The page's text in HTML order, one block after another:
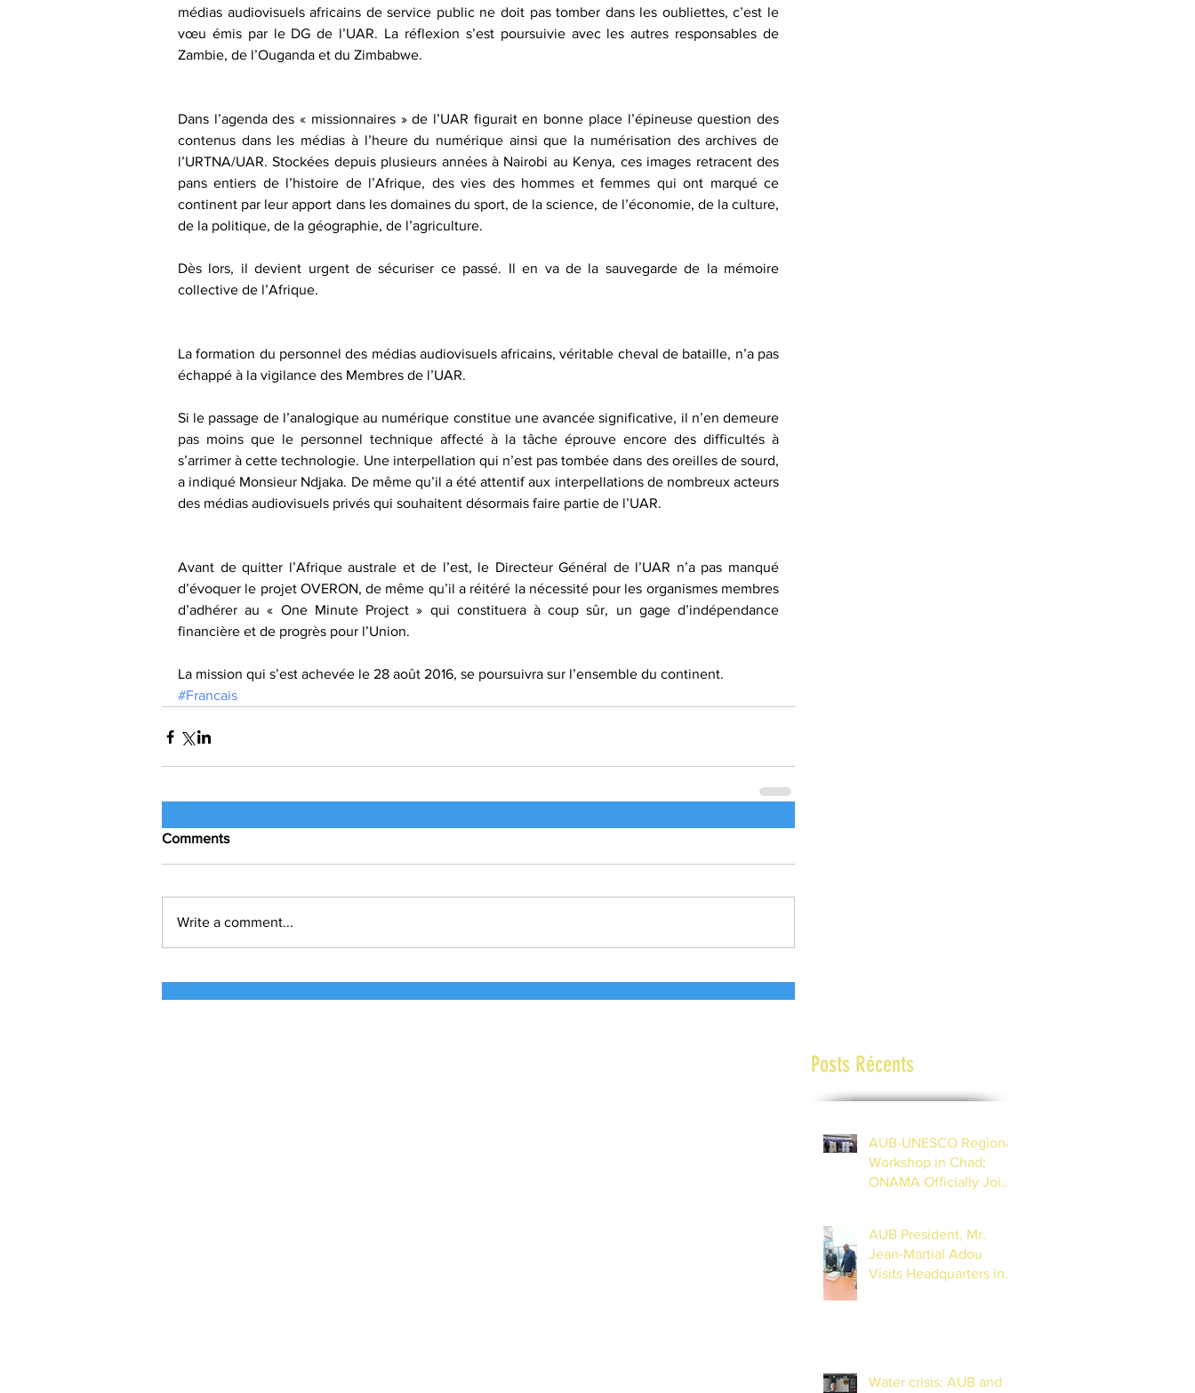
médias audiovisuels africains de service public ne doit pas tomber dans les oubliettes, c’est le
vœu émis par le DG de l’UAR. La réflexion s’est poursuivie avec les autres responsables de
Zambie, de l’Ouganda et du Zimbabwe.
Dans l’agenda des « missionnaires » de l’UAR figurait en bonne place l’épineuse question des
contenus dans les médias à l’heure du numérique ainsi que la numérisation des archives de
l’URTNA/UAR. Stockées depuis plusieurs années à Nairobi au Kenya, ces images retracent des
pans entiers de l’histoire de l’Afrique, des vies des hommes et femmes qui ont marqué ce
continent par leur apport dans les domaines du sport, de la science, de l’économie, de la culture,
de la politique, de la géographie, de l’agriculture.
Dès lors, il devient urgent de sécuriser ce passé. Il en va de la sauvegarde de la mémoire
collective de l’Afrique.
La formation du personnel des médias audiovisuels africains, véritable cheval de bataille, n’a pas
échappé à la vigilance des Membres de l’UAR.
Si le passage de l’analogique au numérique constitue une avancée significative, il n’en demeure
pas moins que le personnel technique affecté à la tâche éprouve encore des difficultés à
s’arrimer à cette technologie. Une interpellation qui n’est pas tombée dans des oreilles de sourd,
a indiqué Monsieur Ndjaka. De même qu’il a été attentif aux interpellations de nombreux acteurs
des médias audiovisuels privés qui souhaitent désormais faire partie de l’UAR.
Avant de quitter l’Afrique australe et de l’est, le Directeur Général de l’UAR n’a pas manqué
d’évoquer le projet OVERON, de même qu’il a réitéré la nécessité pour les organismes membres
d’adhérer au « One Minute Project » qui constituera à coup sûr, un gage d’indépendance
financière et de progrès pour l’Union.
La mission qui s’est achevée le 28 août 2016, se poursuivra sur l’ensemble du continent.
#Francais
Comments
Write a comment...
Posts Récents
AUB-UNESCO Regional
Workshop in Chad;
ONAMA Officially Joins
July 2026)
AUB President, Mr.
Jean-Martial Adou
Visits Headquarters in
Water crisis: AUB and